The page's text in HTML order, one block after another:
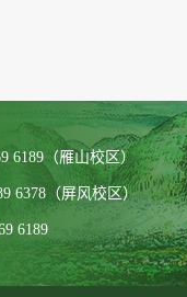
6189（雁山校区）
（屏风校区）
6189